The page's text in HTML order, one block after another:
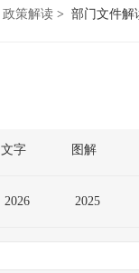
政策解读 > 部门文件解
文字 图解
2026 2025